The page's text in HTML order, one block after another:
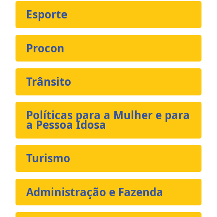
Esporte
Procon
Trânsito
Políticas para a Mulher e para
a Pessoa Idosa
Turismo
Administração e Fazenda